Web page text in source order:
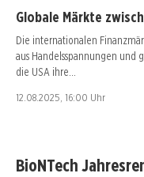
Globale Märkte
Die internationalen
aus Handelsspannungen und
die USA ihre…
12.08.2025, 16:00 Uhr
BioNTech